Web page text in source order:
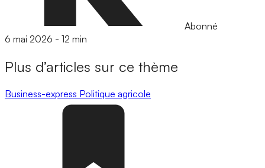
Abonné
6 mai 2026 - 12 min
Plus d’articles sur ce thème
Business-express Politique agricole